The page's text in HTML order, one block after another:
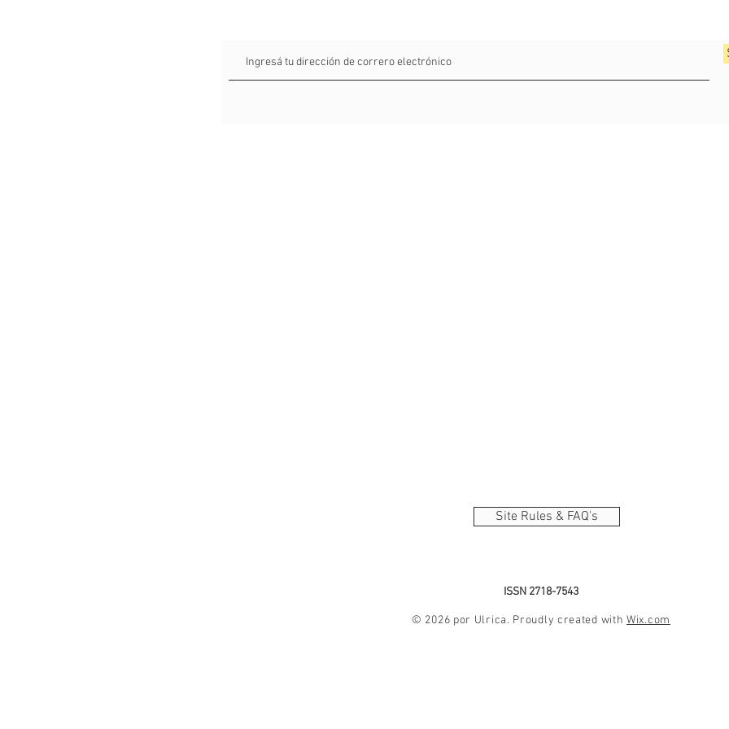
Site Rules & FAQ's
ISSN 2718-7543
© 2026 por Ulrica. Proudly created withWix.com